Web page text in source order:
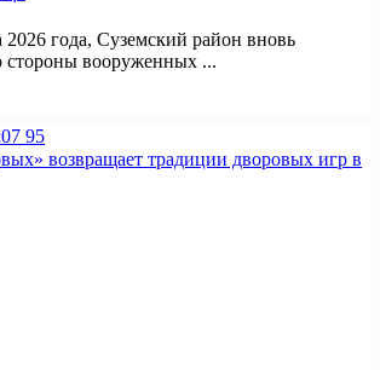
2026 года, Суземский район вновь
стороны вооруженных ...
95